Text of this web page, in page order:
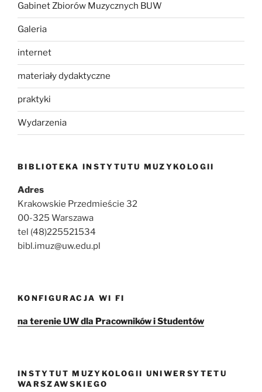
Gabinet Zbiorów Muzycznych BUW
Galeria
internet
materiały dydaktyczne
praktyki
Wydarzenia
BIBLIOTEKA INSTYTUTU MUZYKOLOGII
Adres
Krakowskie Przedmieście 32
00-325 Warszawa
tel (48)225521534
bibl.imuz@uw.edu.pl
KONFIGURACJA WI FI
na terenie UW dla Pracowników i Studentów
INSTYTUT MUZYKOLOGII UNIWERSYTETU
WARSZAWSKIEGO